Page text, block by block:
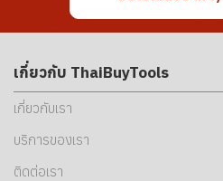
เกี่ยวกับ ThaiBuyTools
เกี่ยวกับเรา
บริการของเรา
ติดต่อเรา